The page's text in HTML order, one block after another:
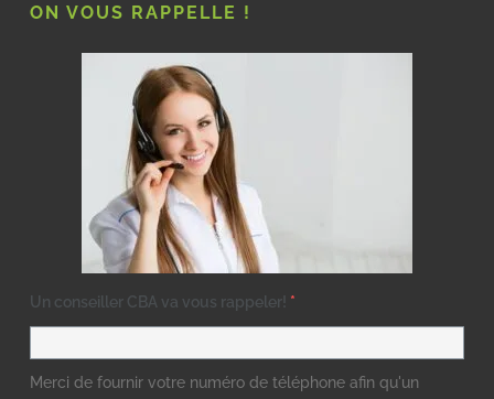
ON VOUS RAPPELLE !
Un conseiller CBA va vous rappeler! *
Merci de fournir votre numéro de téléphone afin qu'un